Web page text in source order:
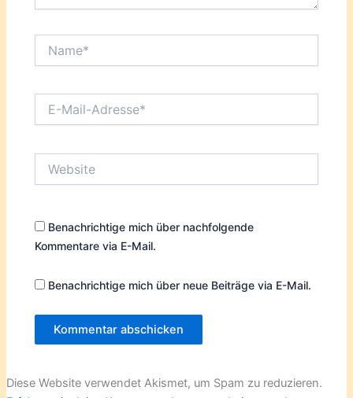
Mail-
Benachrichtige mich über nachfolgende
Kommentare via E-Mail.
Benachrichtige mich über neue Beiträge via E-Mail.
Diese Website verwendet Akismet, um Spam zu reduzieren.